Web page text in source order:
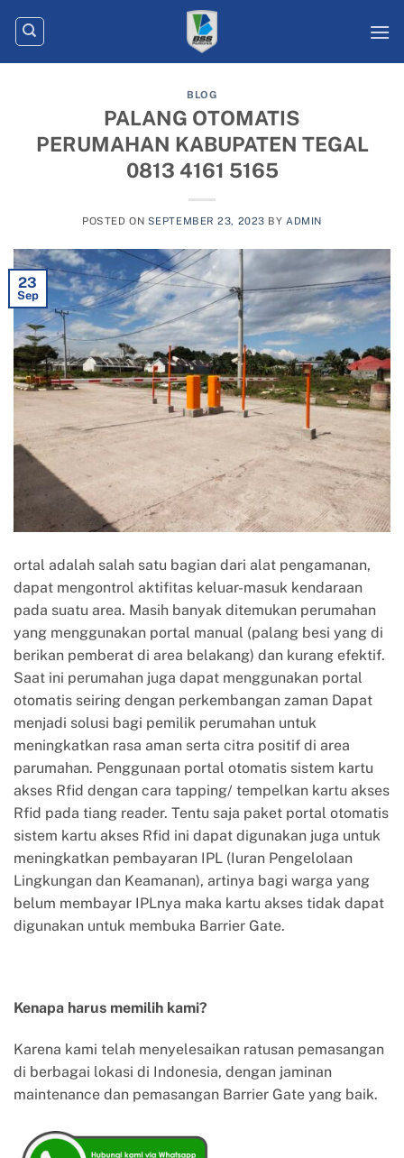
BLOG
PALANG OTOMATIS
PERUMAHAN KABUPATEN TEGAL
0813 4161 5165
POSTED ON SEPTEMBER 23, 2023 BY ADMIN
23
Sep
ortal adalah salah satu bagian dari alat pengamanan,
dapat mengontrol aktifitas keluar-masuk kendaraan
pada suatu area. Masih banyak ditemukan perumahan
yang menggunakan portal manual (palang besi yang di
berikan pemberat di area belakang) dan kurang efektif.
Saat ini perumahan juga dapat menggunakan portal
otomatis seiring dengan perkembangan zaman Dapat
menjadi solusi bagi pemilik perumahan untuk
meningkatkan rasa aman serta citra positif di area
parumahan. Penggunaan portal otomatis sistem kartu
akses Rfid dengan cara tapping/ tempelkan kartu akses
Rfid pada tiang reader. Tentu saja paket portal otomatis
sistem kartu akses Rfid ini dapat digunakan juga untuk
meningkatkan pembayaran IPL (Iuran Pengelolaan
Lingkungan dan Keamanan), artinya bagi warga yang
belum membayar IPLnya maka kartu akses tidak dapat
digunakan untuk membuka Barrier Gate.
Kenapa harus memilih kami?
Karena kami telah menyelesaikan ratusan pemasangan
di berbagai lokasi di Indonesia, dengan jaminan
maintenance dan pemasangan Barrier Gate yang baik.